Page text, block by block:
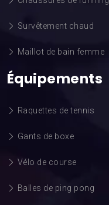
Survêtement chaud
Maillot de bain femme
Équipements
Raquettes de tennis
Gants de boxe
Vélo de course
Balles de ping pong